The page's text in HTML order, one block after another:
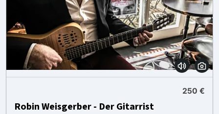
250 €
Robin Weisgerber - Der Gitarrist